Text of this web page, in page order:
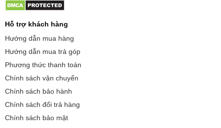
Hỗ trợ khách hàng
Hướng dẫn mua hàng
Hướng dẫn mua trả góp
Phương thức thanh toán
Chính sách vận chuyển
Chính sách bảo hành
Chính sách đổi trả hàng
Chính sách bảo mật